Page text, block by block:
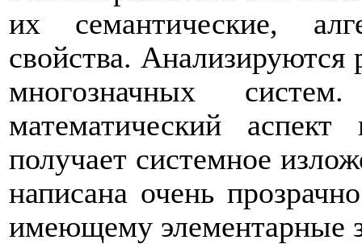
их семантические,
свойства. Анализируются
многозначных
математический
получает системное
написана очень
имеющему элементарные